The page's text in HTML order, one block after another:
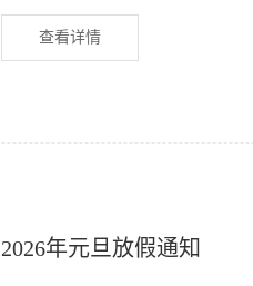
查看详情
2026年元旦放假通知